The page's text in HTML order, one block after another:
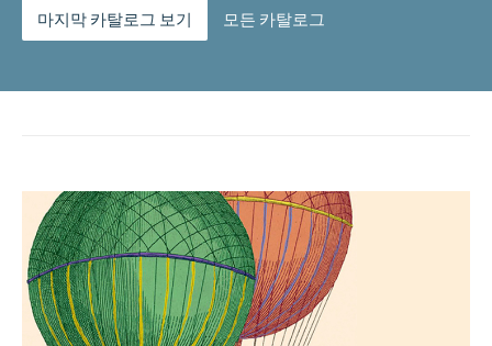
마지막 카탈로그 보기 모든 카탈로그